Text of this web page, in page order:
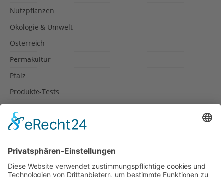
Nutzpflanzen
Ökologie & Umwelt
Österreich
Permakultur
Pfalz
Produkte-Tests
Rezepte
Spanien
Südtirol